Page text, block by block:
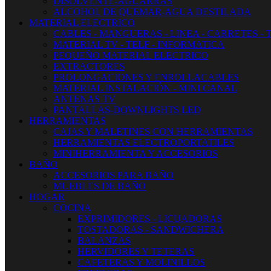
ALCOHOL DE QUEMAR-AGUA DESTILADA
MATERIAL ELECTRICO
CABLES - MANGUERAS - LINEA - CARRETES -
MATERIAL TV - TELF - INFORMATICA
PEQUEÑO MATERIAL ELECTRICO
EXTRACTORES
PROLONGACIONES Y ENROLLACABLES
MATERIAL INSTALACIÓN - MINI CANAL
ANTENAS TV
PANTALLAS-DOWNLIGHTS LED
HERRAMIENTAS
CAJAS Y MALETINES CON HERRAMIENTAS
HERRAMIENTAS ELECTROPORTATILES
MINIHERRAMIENTA Y ACCESORIOS
BAÑO
ACCESORIOS PARA BAÑO
MUEBLES DE BAÑO
HOGAR
COCINA
EXPRIMIDORES - LICUADORAS
TOSTADORAS - SANDWICHERA
BALANZAS
HERVIDORES Y TETERAS
CAFETERAS Y MOLINILLOS